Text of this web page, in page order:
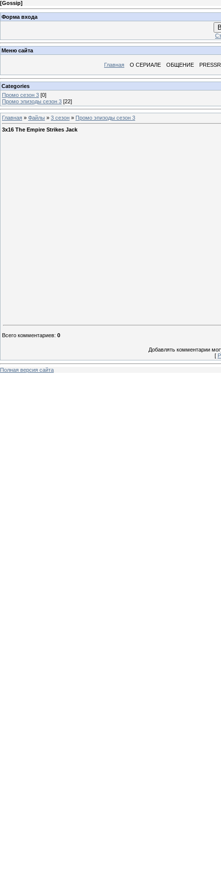
[Gossip]
Форма входа
Меню сайта
Главная О СЕРИАЛЕ ОБЩЕНИЕ
Categories
Промо сезон 3 [0]
Промо эпизоды сезон 3 [22]
Главная » Файлы » 3 сезон » Промо эпизоды сезон 3
3x16 The Empire Strikes Jack
Всего комментариев: 0
Добавлять комментарии
[
Полная версия сайта